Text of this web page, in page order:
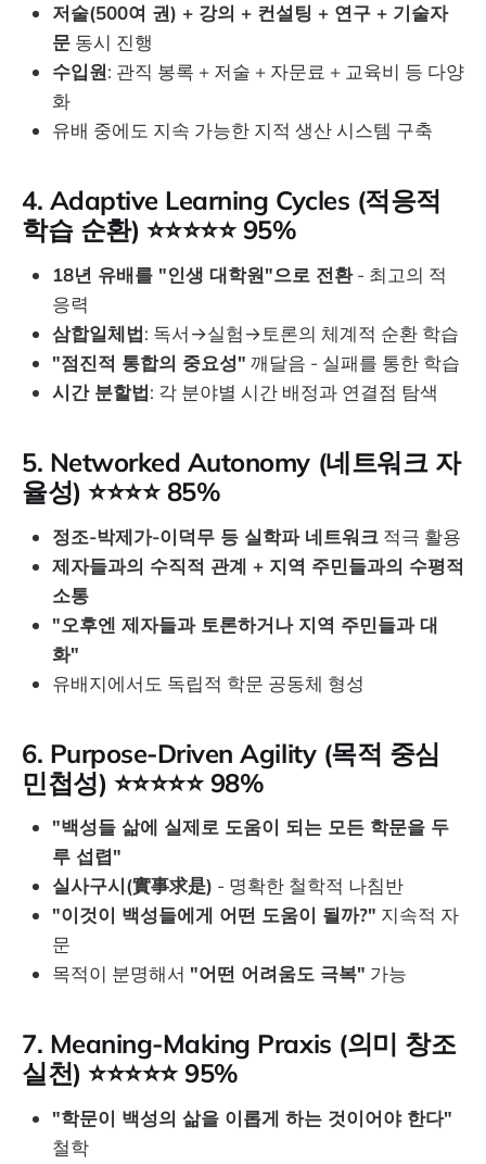
저술(500여 권) + 강의 + 컨설팅 + 연구 + 기술자
문 동시 진행
수입원: 관직 봉록 + 저술 + 자문료 + 교육비 등 다양
화
유배 중에도 지속 가능한 지적 생산 시스템 구축
4. Adaptive Learning Cycles (적응적
학습 순환) ⭐⭐⭐⭐⭐ 95%
18년 유배를 "인생 대학원"으로 전환- 최고의 적
응력
삼합일체법: 독서→실험→토론의 체계적 순환 학습
"점진적 통합의 중요성" 깨달음 - 실패를 통한 학습
시간 분할법: 각 분야별 시간 배정과 연결점 탐색
5. Networked Autonomy (네트워크 자
율성) ⭐⭐⭐⭐ 85%
정조-박제가-이덕무 등 실학파 네트워크 적극 활용
제자들과의 수직적 관계 + 지역 주민들과의 수평적
소통
"오후엔 제자들과 토론하거나 지역 주민들과 대
화"
유배지에서도 독립적 학문 공동체 형성
6. Purpose-Driven Agility (목적 중심
민첩성) ⭐⭐⭐⭐⭐ 98%
"백성들 삶에 실제로 도움이 되는 모든 학문을 두
루 섭렵"
실사구시(實事求是) - 명확한 철학적 나침반
"이것이 백성들에게 어떤 도움이 될까?" 지속적 자
문
목적이 분명해서 "어떤 어려움도 극복" 가능
7. Meaning-Making Praxis (의미 창조
실천) ⭐⭐⭐⭐⭐ 95%
"학문이 백성의 삶을 이롭게 하는 것이어야 한다"
철학